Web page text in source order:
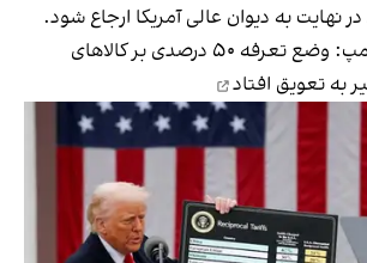
نهایت به دیوان عالی آمریکا ارجاع شود.
ترامپ: وضع تعرفه ۵۰ درصدی بر کالاهای